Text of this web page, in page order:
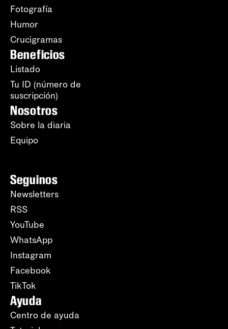
Fotografía
Humor
Crucigramas
Beneficios
Listado
Tu ID (número de
suscripción)
Nosotros
Sobre la diaria
Equipo
Seguinos
Newsletters
RSS
YouTube
WhatsApp
Instagram
Facebook
TikTok
Ayuda
Centro de ayuda